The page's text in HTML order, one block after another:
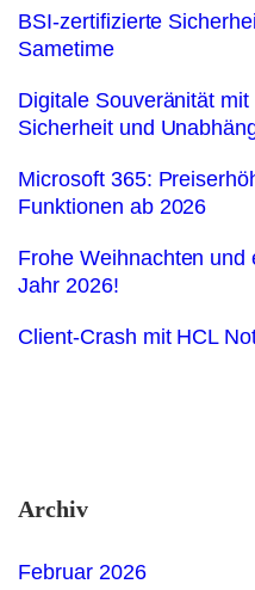
BSI‑zertifizierte
Sametime
Digitale Souveränität
Sicherheit und
Microsoft 365:
Funktionen ab 2026
Frohe Weihnachten
Jahr 2026!
Client-Crash mit HCL
Archiv
Februar 2026